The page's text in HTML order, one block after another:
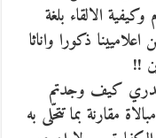
الالقاء بلغة
ذكورا واناثا
!!
ندري كيف وجدتم
مقارنة بما تتحّلى به